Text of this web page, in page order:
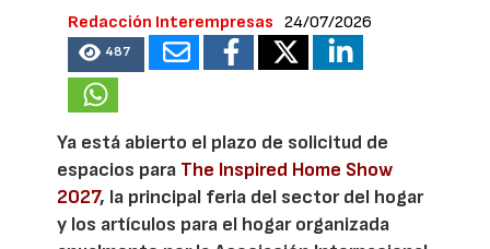
Redacción Interempresas 24/07/2026
487
Ya está abierto el plazo de solicitud de
espacios para The Inspired Home Show
2027, la principal feria del sector del hogar
y los artículos para el hogar organizada